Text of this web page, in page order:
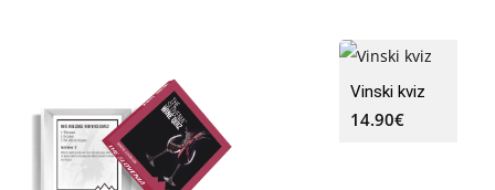
Vinski kviz
14.90€